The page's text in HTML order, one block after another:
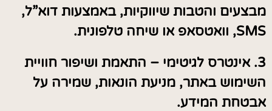
מבצעים והטבות שיווקיות, באמצעות דוא”ל,
SMS, וואטסאפ או שיחה טלפונית.
3. אינטרס לגיטימי – התאמת ושיפור חוויית
השימוש באתר, מניעת הונאות, שמירה על
אבטחת המידע.